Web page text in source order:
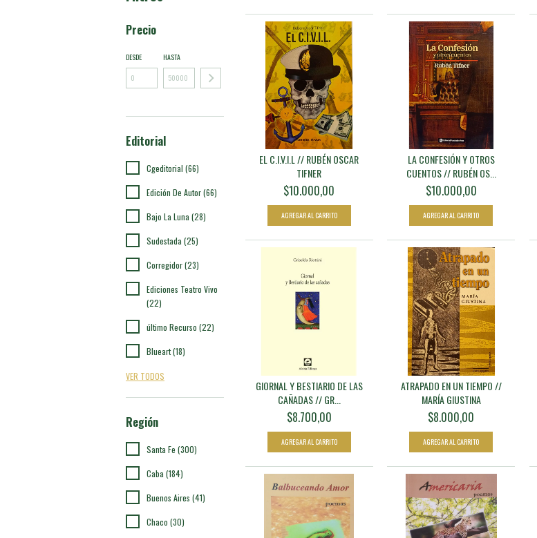
Precio
DESDE HASTA
Editorial
Cgeditorial (66)
Edición De Autor (66)
Bajo La Luna (28)
Sudestada (25)
Corregidor (23)
Ediciones Teatro Vivo
(22)
último Recurso (22)
Blueart (18)
VER TODOS
Región
Santa Fe (300)
Caba (184)
Buenos Aires (41)
Chaco (30)
EL C.I.V.I.L // RUBÉN OSCAR
TIFNER
$10.000,00
LA CONFESIÓN Y OTROS
CUENTOS // RUBÉN OS...
$10.000,00
GIORNAL Y BESTIARIO DE LAS
CAÑADAS // GR...
$8.700,00
ATRAPADO EN UN TIEMPO //
MARÍA GIUSTINA
$8.000,00